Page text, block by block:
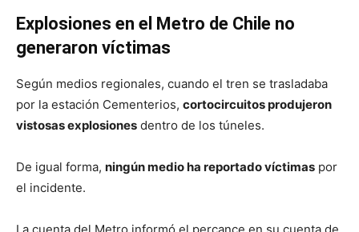
Explosiones en el Metro de Chile no
generaron víctimas
Según medios regionales, cuando el tren se trasladaba
por la estación Cementerios, cortocircuitos produjeron
vistosas explosiones dentro de los túneles.
De igual forma, ningún medio ha reportado víctimas por
el incidente.